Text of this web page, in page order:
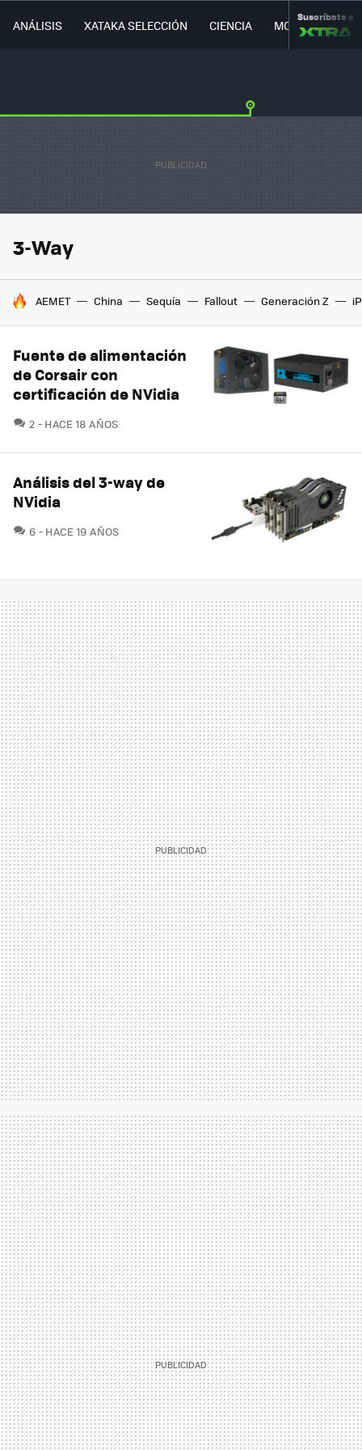
ANÁLISIS XATAKA SELECCIÓN CIENCIA MOVILIDAD
Suscríbete a
3-Way
HOY SE HABLA DE
AEMET China Sequía Fallout Generación Z
Fuente de alimentación
de Corsair con
certificación de NVidia
2 COMENTARIOS
HACE 18 AÑOS
Análisis del 3-way de
NVidia
6 COMENTARIOS
HACE 19 AÑOS